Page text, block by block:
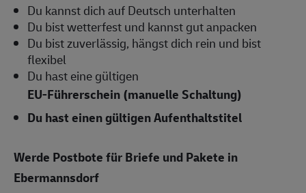
Du kannst dich auf Deutsch unterhalten
Du bist wetterfest und kannst gut anpacken
Du bist zuverlässig, hängst dich rein und bist
flexibel
Du hast eine gültigen
EU-Führerschein (manuelle Schaltung)
Du hast einen gültigen Aufenthaltstitel
Werde Postbote für Briefe und Pakete in
Ebermannsdorf